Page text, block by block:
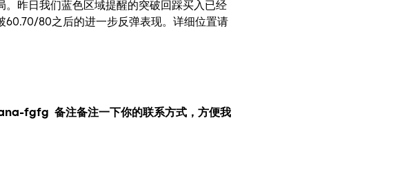
昨日我们蓝色区域提醒的突破回踩买入已经
60.70/80之后的进一步反弹表现。详细位置请
fgfg 备注备注一下你的联系方式，方便我